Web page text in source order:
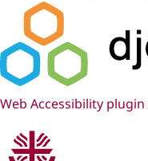
Web Accessibility plugin